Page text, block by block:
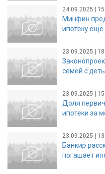
24.09.2025 |
Минфин
ипотеку
23.09.2025 |
семей с
23.09.2025 |
Доля
ипотеки за
23.09.2025 |
Банкир
погашает